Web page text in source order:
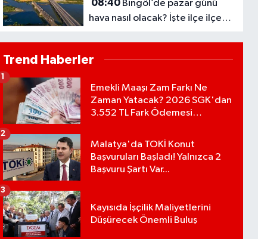
08:40Bingöl’de pazar günü
hava nasıl olacak? İşte ilçe ilçe
sıcaklıklar
Trend Haberler
Emekli Maaşı Zam Farkı Ne
Zaman Yatacak? 2026 SGK'dan
3.552 TL Fark Ödemesi
1
Malatya'da TOKİ Konut
Başvuruları Başladı! Yalnızca 2
Başvuru Şartı Var...
2
Kayısıda İşçilik Maliyetlerini
Düşürecek Önemli Buluş
3